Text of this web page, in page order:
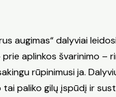
augimas“ dalyviai
aplinkos švarinimo –
rūpinimusi ja.
paliko gilų įspūdį ir